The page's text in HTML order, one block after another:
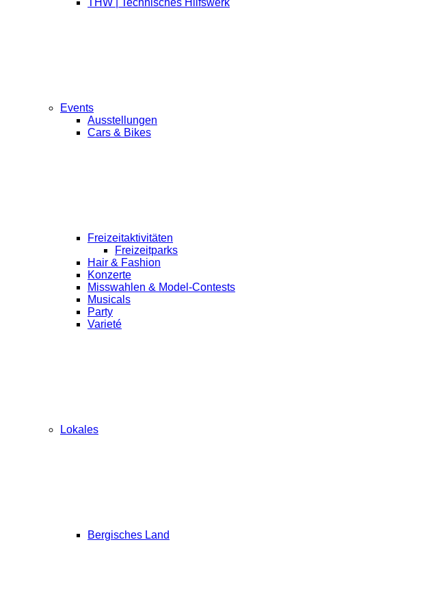
THW | Technisches Hilfswerk
Events
Ausstellungen
Cars & Bikes
Freizeitaktivitäten
Freizeitparks
Hair & Fashion
Konzerte
Misswahlen & Model-Contests
Musicals
Party
Varieté
Lokales
Bergisches Land